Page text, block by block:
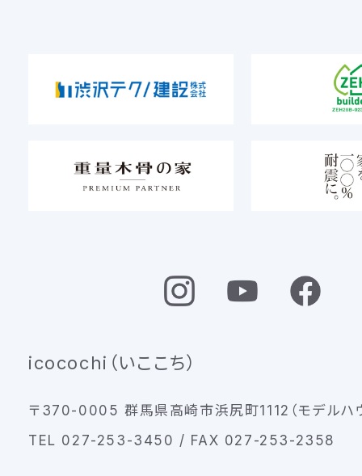
icocochi（いここち）
〒370-0005 群馬県高崎市浜尻町1112（モデルハ
TEL 027-253-3450 / FAX 027-253-2358